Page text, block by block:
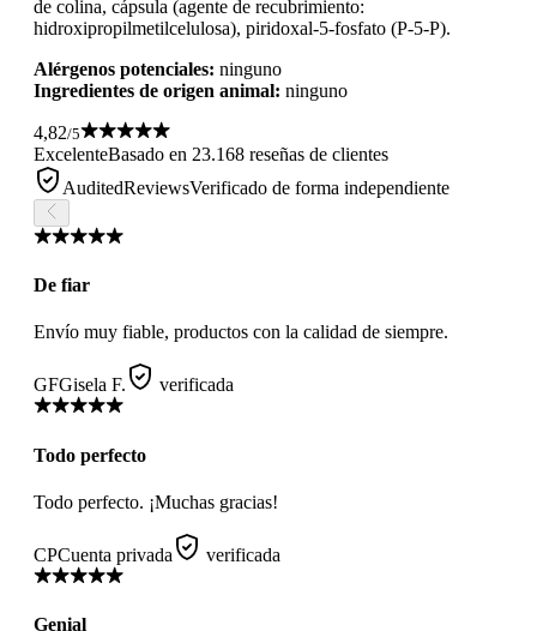
de colina, cápsula (agente de recubrimiento:
hidroxipropilmetilcelulosa), piridoxal-5-fosfato (P-5-P).
Alérgenos potenciales: ninguno
Ingredientes de origen animal: ninguno
4,82/5
ExcelenteBasado en 23.168 reseñas de clientes
AuditedReviewsVerificado de forma independiente
De fiar
Envío muy fiable, productos con la calidad de siempre.
GFGisela F. verificada
Todo perfecto
Todo perfecto. ¡Muchas gracias!
CPCuenta privada verificada
Genial